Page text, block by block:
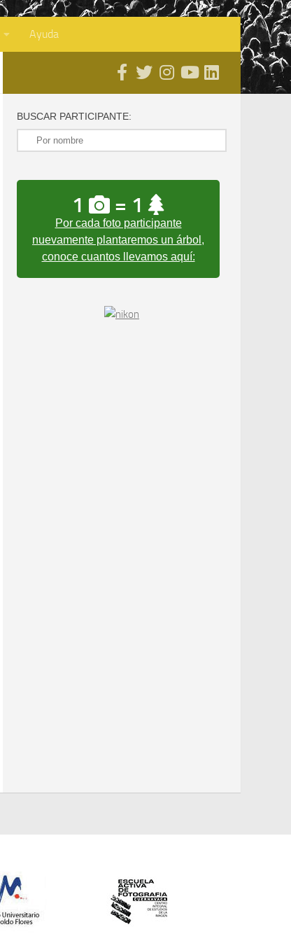
Ayuda
BUSCAR PARTICIPANTE:
1 = 1
Por cada foto participante
nuevamente plantaremos un árbol,
conoce cuantos llevamos aquí: